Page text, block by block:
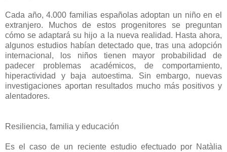
Cada año, 4.000 familias españolas adoptan un niño en el
extranjero. Muchos de estos progenitores se preguntan
cómo se adaptará su hijo a la nueva realidad. Hasta ahora,
algunos estudios habían detectado que, tras una adopción
internacional, los niños tienen mayor probabilidad de
padecer problemas académicos, de comportamiento,
hiperactividad y baja autoestima. Sin embargo, nuevas
investigaciones aportan resultados mucho más positivos y
alentadores.
Resiliencia, familia y educación
Es el caso de un reciente estudio efectuado por Natàlia